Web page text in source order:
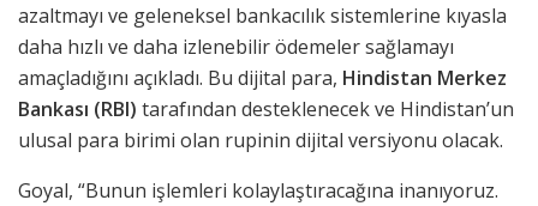
azaltmayı ve geleneksel bankacılık sistemlerine kıyasla
daha hızlı ve daha izlenebilir ödemeler sağlamayı
amaçladığını açıkladı. Bu dijital para, Hindistan Merkez
Bankası (RBI) tarafından desteklenecek ve Hindistan’un
ulusal para birimi olan rupinin dijital versiyonu olacak.
Goyal, “Bunun işlemleri kolaylaştıracağına inanıyoruz.